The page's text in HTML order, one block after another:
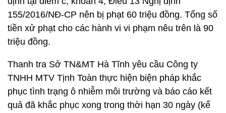
155/2016/NĐ-CP nên bị phạt 60 triệu đồng. Tổng số
tiền xử phạt cho các hành vi vi phạm nêu trên là 90
triệu đồng.
Thanh tra Sở TN&MT Hà Tĩnh yêu cầu Công ty
TNHH MTV Tịnh Toàn thực hiện biện pháp khắc
phục tình trạng ô nhiễm môi trường và báo cáo kết
quả đã khắc phục xong trong thời hạn 30 ngày (kể